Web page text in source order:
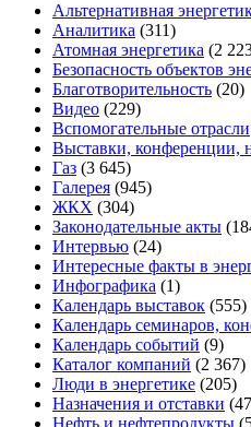
Альтернативная
Аналитика (311)
Атомная энергетика (2
Безопасность объектов
Благотворительность (20)
Видео (229)
Вспомогательные отрасли
Выставки, конференции,
Газ (3 645)
Галерея (945)
ЖКХ (304)
Законодательные акты
Интервью (24)
Интересные факты в
Инфографика (1)
Календарь выставок (555)
Календарь семинаров,
Календарь событий (9)
Каталог компаний (2 367)
Люди в энергетике (205)
Назначения и отставки